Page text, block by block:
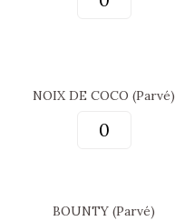
NOIX DE COCO (Parvé)
BOUNTY (Parvé)